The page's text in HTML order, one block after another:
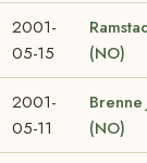
2001-
05-15
(NO)
2001-
05-11
Brenne
(NO)